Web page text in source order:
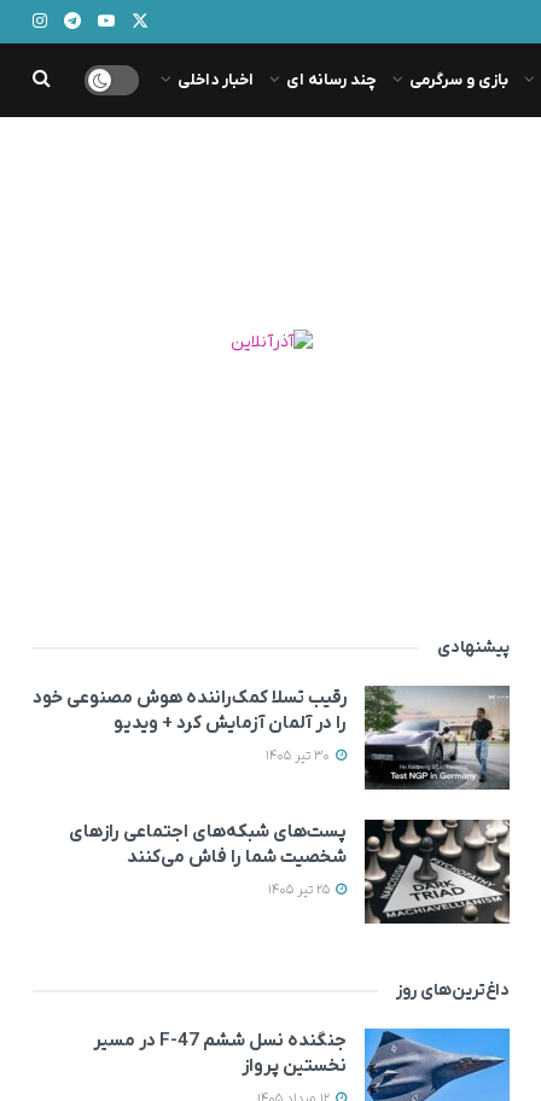
بازی و سرگرمی چند رسانه ای اخبار داخلی
پیشنهادی
رقیب تسلا کمک‌راننده هوش مصنوعی خود
را در آلمان آزمایش کرد + ویدیو
پست‌های شبکه‌های اجتماعی رازهای
شخصیت شما را فاش می‌کنند
داغ‌ترین‌های روز
جنگنده نسل ششم F-47 در مسیر
نخستین پرواز